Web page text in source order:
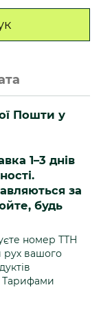
Пошти у
1–3 днів
за
будь
номер ТТН
рух вашого
Тарифами